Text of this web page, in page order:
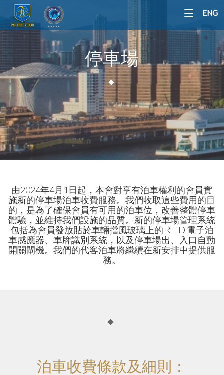
ENG
停車場
由2024年4月1日起，本會對享有泊車權利的會員實
施新的停車場泊車收費服務。我們收取這些費用的目
的，是為了確保會員有可用的泊車位，改善整體停車
體驗，並維持我們設施的品質。新的停車場管理系統
包括為會員發放貼於車輛擋風玻璃上的 RFID 電子泊
車感應器、車牌識別系統，以及停車場出、入口自動
開關閘機。我們的代客泊車將繼續在新安排中提供服
務。
泊車收費條款及細則：